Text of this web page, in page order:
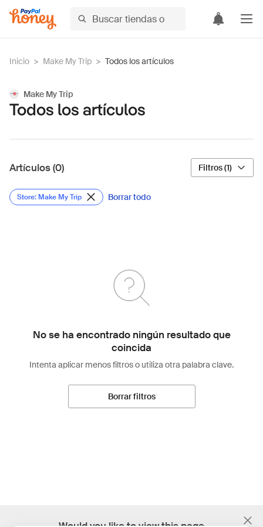
Inicio > Make My Trip > Todos los artículos
Make My Trip
Todos los artículos
Artículos (0) Filtros (1)
Store: Make My Trip Borrar todo
No se ha encontrado ningún resultado que
coincida
Intenta aplicar menos filtros o utiliza otra palabra clave.
Borrar filtros